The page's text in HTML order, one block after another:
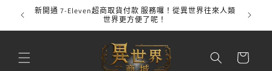
跳至內
容
新開通 7-Eleven超商取貨付款 服務囉！從異世界往來人類
世界更方便了呢！
物